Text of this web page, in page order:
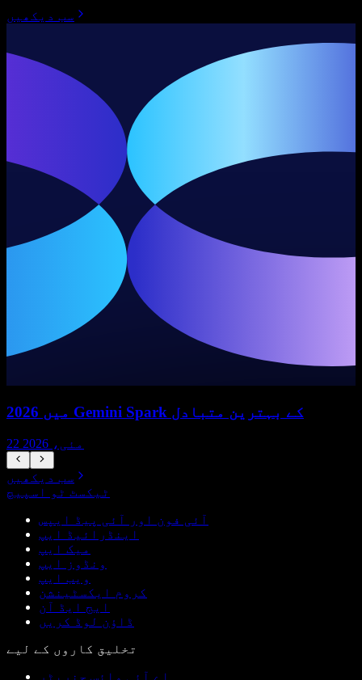
سب دیکھیں
2026 میں Gemini Spark کے بہترین متبادل
22 مئی، 2026
سب دیکھیں
ٹیکسٹ ٹو اسپیچ
آئی فون اور آئی پیڈ ایپس
اینڈرائیڈ ایپ
میک ایپ
ونڈوز ایپ
ویب ایپ
کروم ایکسٹینشن
ایج ایڈ آن
ڈاؤن لوڈ کریں
تخلیق کاروں کے لیے
اے آئی وائس جنریٹر